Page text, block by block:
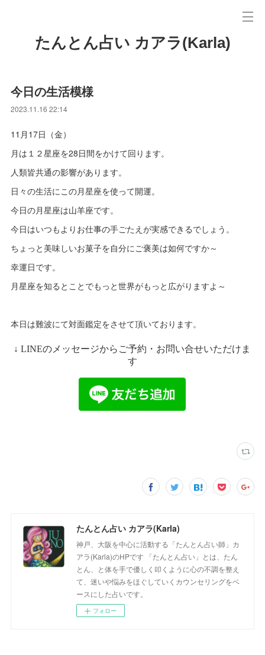
たんとん占い カアラ(Karla)
今日の生活模様
2023.11.16 22:14
11月17日（金）
月は１２星座を28日間をかけて回ります。
人類皆共通の影響があります。
日々の生活にこの月星座を使って開運。
今日の月星座は山羊座です。
今日はいつもよりお仕事の手ごたえが実感できるでしょう。
ちょっと美味しいお菓子を自分にご褒美は如何ですか～
幸運日です。
月星座を知るとことでもっと世界がもっと広がりますよ～
本日は難波にて対面鑑定をさせて頂いております。
たんとん占い カアラ(Karla)
神戸、大阪を中心に活動する「たんとん占い師」カ
アラ(Karla)のHPです 「たんとん占い」とは、たん
とん、と体を手で優しく叩くように心の不調を整え
て、迷いや悩みをほぐしていくカウンセリングをベ
ースにした占いです。
フォロー